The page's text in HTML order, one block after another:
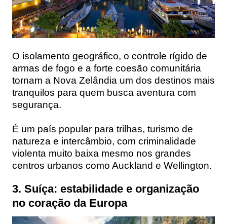
O isolamento geográfico, o controle rígido de
armas de fogo e a forte coesão comunitária
tornam a Nova Zelândia um dos destinos mais
tranquilos para quem busca aventura com
segurança.
É um país popular para trilhas, turismo de
natureza e intercâmbio, com criminalidade
violenta muito baixa mesmo nos grandes
centros urbanos como Auckland e Wellington.
3. Suíça: estabilidade e organização
no coração da Europa